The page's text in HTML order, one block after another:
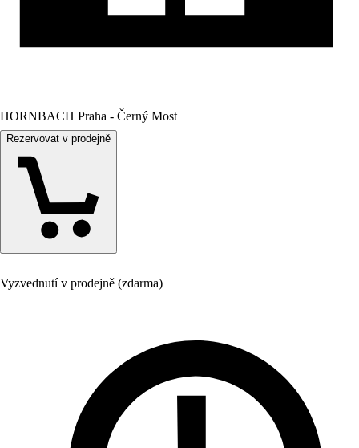
HORNBACH Praha - Černý Most
Rezervovat v prodejně
Vyzvednutí v prodejně (zdarma)